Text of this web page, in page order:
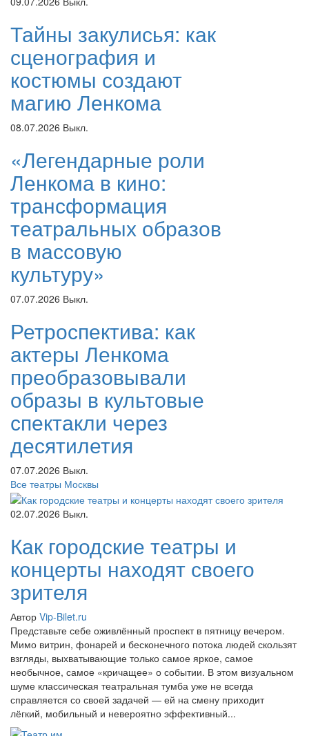
Тайны закулисья: как
сценография и
костюмы создают
магию Ленкома
08.07.2026 Выкл.
«Легендарные роли
Ленкома в кино:
трансформация
театральных образов
в массовую
культуру»
07.07.2026 Выкл.
Ретроспектива: как
актеры Ленкома
преобразовывали
образы в культовые
спектакли через
десятилетия
07.07.2026 Выкл.
Все театры Москвы
02.07.2026 Выкл.
Как городские театры и
концерты находят своего
зрителя
Автор Vip-Bilet.ru
Представьте себе оживлённый проспект в пятницу вечером.
Мимо витрин, фонарей и бесконечного потока людей скользят
взгляды, выхватывающие только самое яркое, самое
необычное, самое «кричащее» о событии. В этом визуальном
шуме классическая театральная тумба уже не всегда
справляется со своей задачей — ей на смену приходит
лёгкий, мобильный и невероятно эффективный...